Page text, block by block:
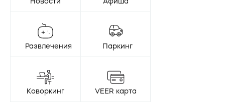
Новости
Паркинг
Афиша
Развлечения
VEER карта
Коворкинг